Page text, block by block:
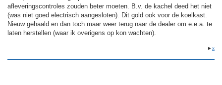
afleveringscontroles zouden beter moeten. B.v. de kachel deed het niet
(was niet goed electrisch aangesloten). Dit gold ook voor de koelkast.
Nieuw gehaald en dan toch maar weer terug naar de dealer om e.e.a. te
laten herstellen (waar ik overigens op kon wachten).
►x